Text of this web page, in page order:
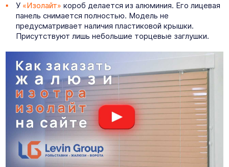
У «Изолайт» короб делается из алюминия. Его лицевая
панель снимается полностью. Модель не
предусматривает наличия пластиковой крышки.
Присутствуют лишь небольшие торцевые заглушки.